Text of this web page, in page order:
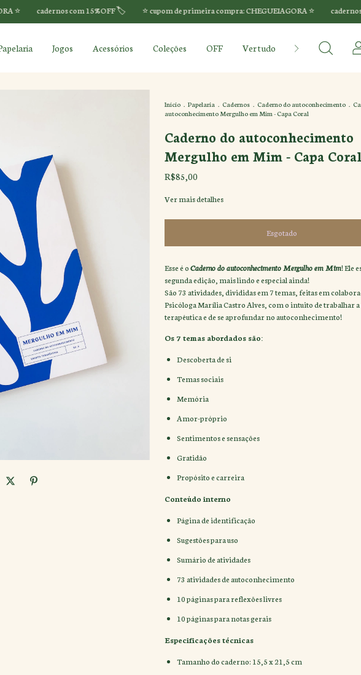
com 15%OFF 🏷️ ⭐️ cupom de primeira compra: CHEGUEIAGORA ⭐️ cadernos com
Jogos Acessórios Coleções OFF Ver tudo
Início . Papelaria . Cadernos . Caderno do autoconhecimento .
autoconhecimento Mergulho em Mim - Capa Coral
Caderno do autoconhecimento
Mergulho em Mim - Capa Coral
R$85,00
Ver mais detalhes
Esse é oCaderno do autoconhecimento Mergulho em Mim! Ele
segunda edição, mais lindo e especial ainda!
São 73 atividades, divididas em 7 temas, feitas em
Psicóloga Marília Castro Alves, com o intuito de trabalhar
terapêutica e de se aprofundar no autoconhecimento!
Os 7 temas abordados são:
Descoberta de si
Temas sociais
Memória
Amor-próprio
Sentimentos e sensações
Gratidão
Propósito e carreira
Conteúdo interno
Página de identificação
Sugestões para uso
Sumário de atividades
73 atividades de autoconhecimento
10 páginas para reflexões livres
10 páginas para notas gerais
Especificações técnicas
Tamanho do caderno: 15,5 x 21,5 cm